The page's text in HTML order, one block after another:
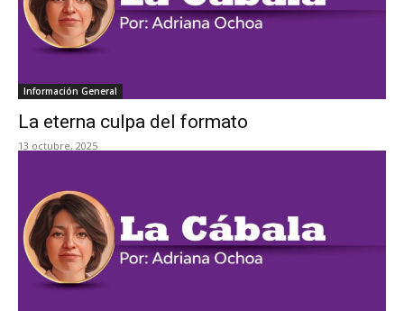
Información General
La eterna culpa del formato
13 octubre, 2025